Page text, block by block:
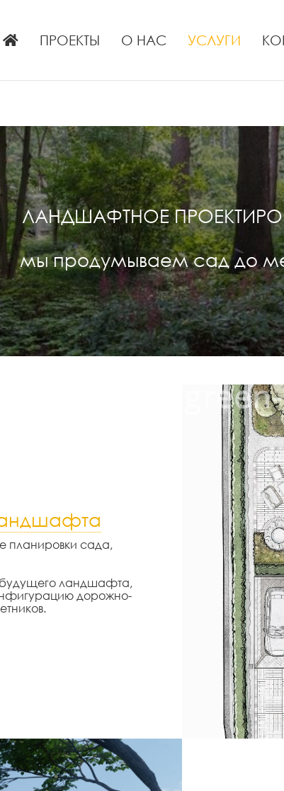
ПРОЕКТЫ О НАС УСЛУГИ
ЛАНДШАФТНОЕ
мы продумываем сад до
планировки сада,
ландшафта,
дорожно-